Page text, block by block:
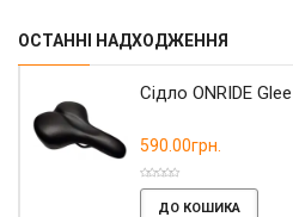
ОСТАННІ НАДХОДЖЕННЯ
Сідло ONRIDE
590.00грн.
ДО КОШИКА